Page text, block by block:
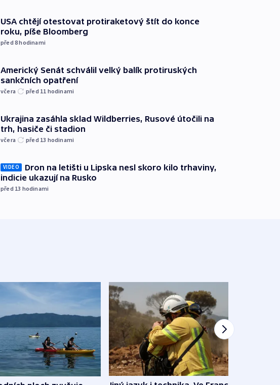
USA chtějí otestovat protiraketový štít do konce
roku, píše Bloomberg
před 8hodinami
Americký Senát schválil velký balík protiruských
sankčních opatření
včera před 11 hodinami
Ukrajina zasáhla sklad Wildberries, Rusové útočili na
trh, hasiče či stadion
včera před 13 hodinami
VIDEO
Dron na letišti u Lipska nesl skoro kilo trhaviny,
indicie ukazují na Rusko
před 13 hodinami